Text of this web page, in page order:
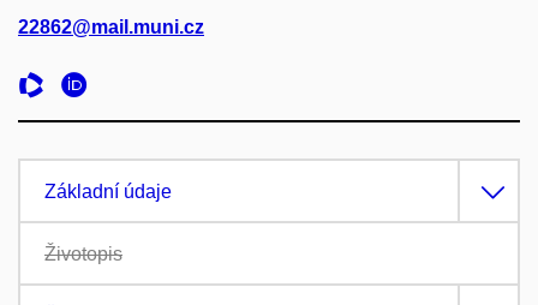
22862@mail.muni.cz
Základní údaje
Životopis